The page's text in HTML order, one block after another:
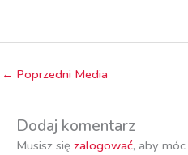
← Poprzedni Media
Dodaj komentarz
Musisz się zalogować, aby